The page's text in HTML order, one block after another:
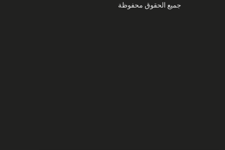
جميع الحقوق محفوظة